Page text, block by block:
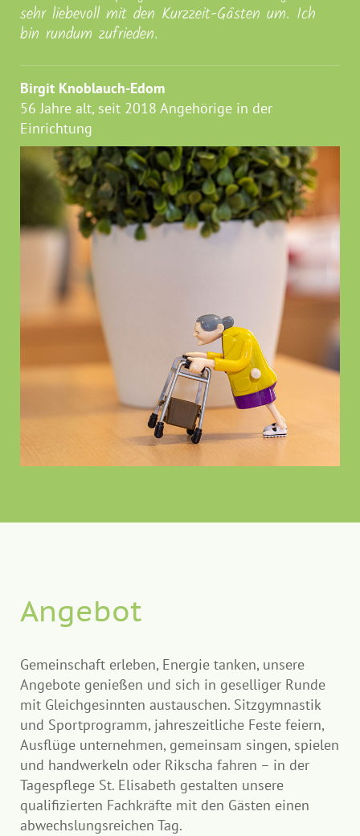
sehr liebevoll mit den Kurzzeit-Gästen um. Ich
bin rundum zufrieden.
Birgit Knoblauch-Edom
56 Jahre alt, seit 2018 Angehörige in der
Einrichtung
Angebot
Gemeinschaft erleben, Energie tanken, unsere
Angebote genießen und sich in geselliger Runde
mit Gleichgesinnten austauschen. Sitzgymnastik
und Sportprogramm, jahreszeitliche Feste feiern,
Ausflüge unternehmen, gemeinsam singen, spielen
und handwerkeln oder Rikscha fahren – in der
Tagespflege St. Elisabeth gestalten unsere
qualifizierten Fachkräfte mit den Gästen einen
abwechslungsreichen Tag.